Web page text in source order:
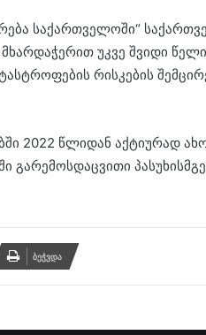
საქართველოში“
უკვე შვიდი
რისკების
2022 წლიდან აქტიურად
ბეჭვდა